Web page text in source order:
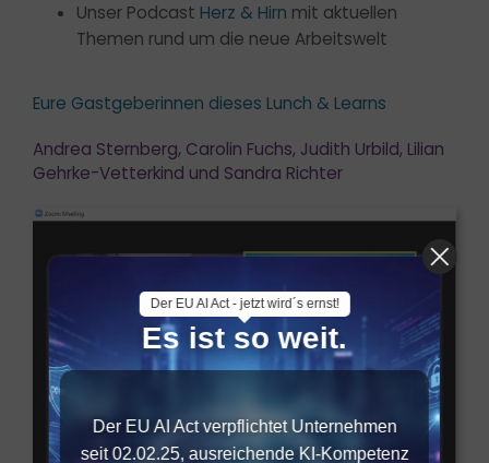
Unser Podcast Herz & Hirn mit aktuellen
Themen rund um die neue Arbeitswelt
Eure Gastgeberinnen dieses Lunch & Learns
Andrea Sternberg, Carolin Fuchs, Judith Urbild, Lilian
Gehrke-Vetterkind und Sandra Richter
Der EU AI Act - jetzt wird´s ernst!
Es ist so weit.
Der EU AI Act verpflichtet Unternehmen
seit 02.02.25, ausreichende KI-Kompetenz